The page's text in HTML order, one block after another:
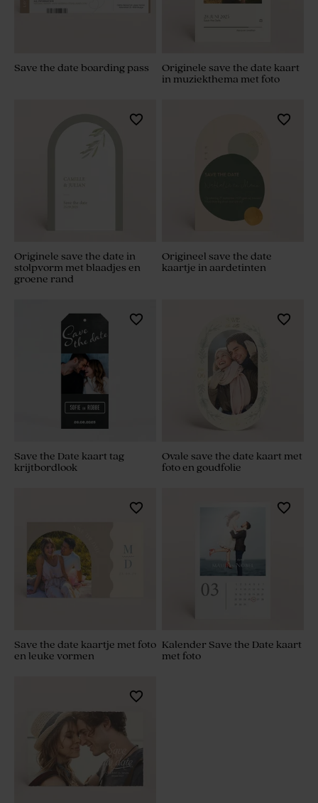
Save the date boarding pass
Originele save the date kaart
in muziekthema met foto
Originele save the date in
stolpvorm met blaadjes en
groene rand
Origineel save the date
kaartje in aardetinten
Save the Date kaart tag
krijtbordlook
Ovale save the date kaart met
foto en goudfolie
Save the date kaartje met foto
en leuke vormen
Kalender Save the Date kaart
met foto